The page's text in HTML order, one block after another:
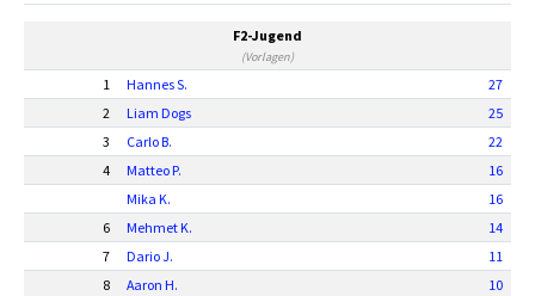
F2-Jugend
(Vorlagen)
1 Hannes S.
27
2
Liam Dogs
25
3
Carlo B.
22
4
Matteo P.
16
Mika K.
16
6
Mehmet K.
14
7
Dario J.
11
8
Aaron H.
10